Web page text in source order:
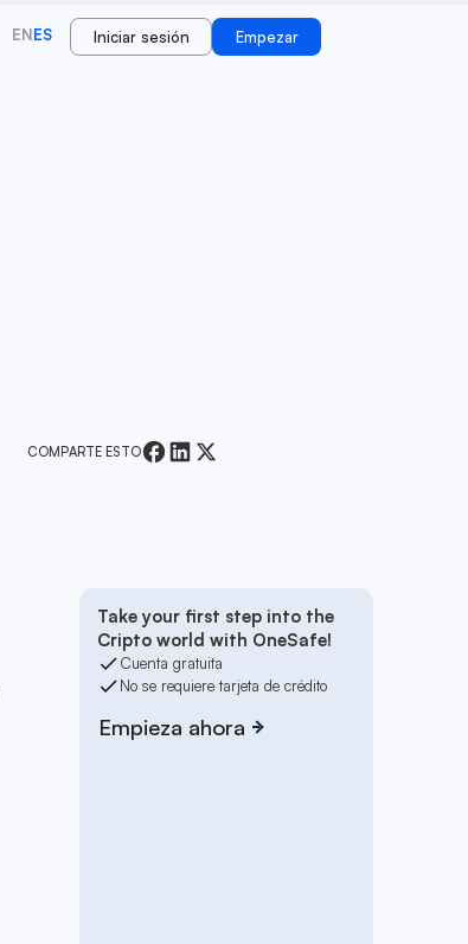
ENES Iniciar sesión Empezar
COMPARTE ESTO
Take your first step into the
Cripto world with OneSafe!
Cuenta gratuita
No se requiere tarjeta de crédito
Empieza ahora